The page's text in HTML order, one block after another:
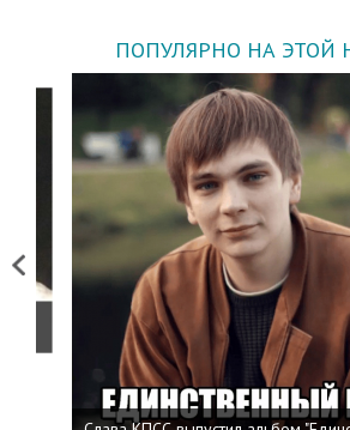
ПОПУЛЯРНО НА ЭТОЙ
Previous